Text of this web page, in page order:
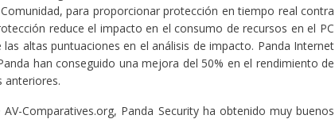
para proporcionar protección en tiempo real contra
reduce el impacto en el consumo de recursos en el PC
altas puntuaciones en el análisis de impacto. Panda Internet
han conseguido una mejora del 50% en el rendimiento de
anteriores.
Comparatives.org, Panda Security ha obtenido muy buenos